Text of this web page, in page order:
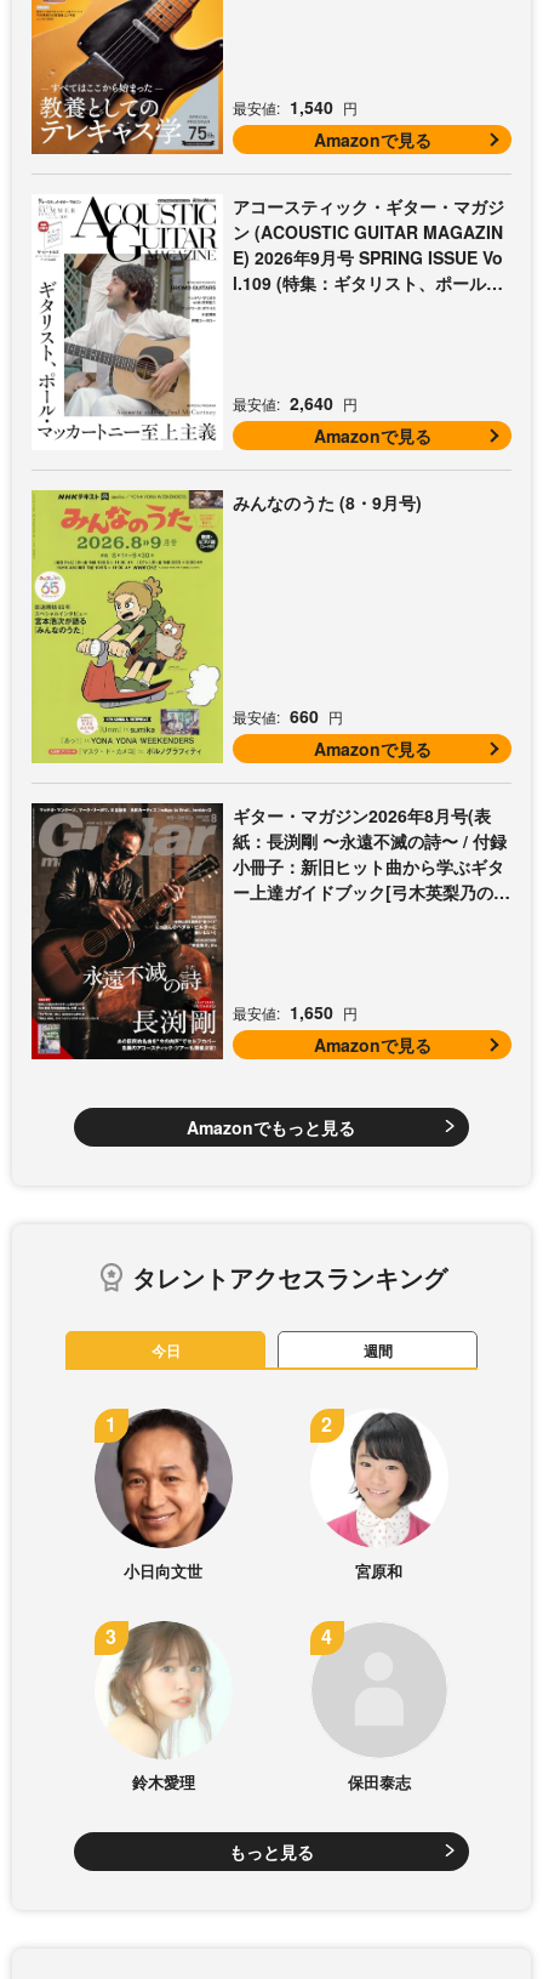
最安値: 1,540 円
Amazonで見る
アコースティック・ギター・マガジ
ン (ACOUSTIC GUITAR MAGAZIN
E) 2026年9月号 SPRING ISSUE Vo
l.109 (特集：ギタリスト、ポール・
最安値: 2,640 円
Amazonで見る
みんなのうた (8・9月号)
最安値: 660 円
Amazonで見る
ギター・マガジン2026年8月号(表
紙：長渕剛 〜永遠不滅の詩〜 / 付録
小冊子：新旧ヒット曲から学ぶギタ
ー上達ガイドブック[弓木英梨乃の放
最安値: 1,650 円
Amazonで見る
Amazonでもっと見る
タレントアクセスランキング
今日 週間
小日向文世 宮原和
鈴木愛理 保田泰志
もっと見る